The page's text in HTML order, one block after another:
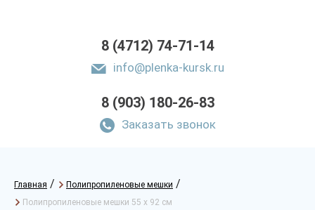
8 (4712) 74-71-14
info@plenka-kursk.ru
8 (903) 180-26-83
Заказать звонок
Главная / Полипропиленовые мешки /
Полипропиленовые мешки 55 х 92 см